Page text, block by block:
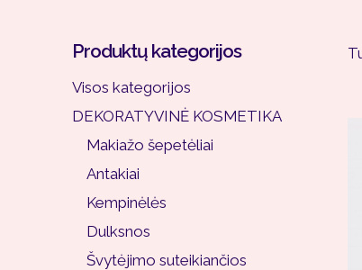
Produktų kategorijos
Visos kategorijos
DEKORATYVINĖ KOSMETIKA
Makiažo šepetėliai
Antakiai
Kempinėlės
Dulksnos
Švytėjimo suteikiančios